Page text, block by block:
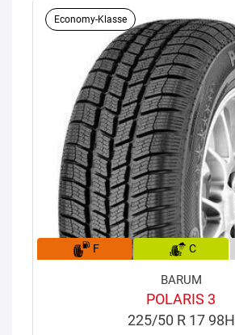
Economy-Klasse
F C
BARUM
POLARIS 3
225/50 R 17 98H